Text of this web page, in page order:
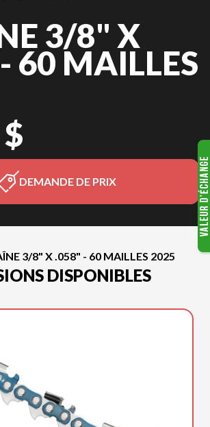
3/8" X
60 MAILLES
DEMANDE DE PRIX
3/8" X .058" - 60 MAILLES 2025
DISPONIBLES